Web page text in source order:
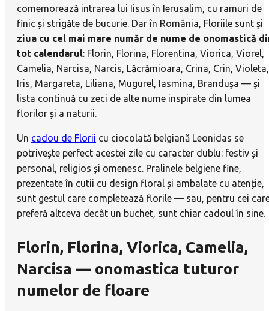
comemorează intrarea lui Iisus în Ierusalim, cu ramuri de
finic și strigăte de bucurie. Dar în România, Floriile sunt și
ziua cu cel mai mare număr de nume de onomastică
tot calendarul: Florin, Florina, Florentina, Viorica, Viorel,
Camelia, Narcisa, Narcis, Lăcrămioara, Crina, Crin, Violeta,
Iris, Margareta, Liliana, Mugurel, Iasmina, Brandușa — și
lista continuă cu zeci de alte nume inspirate din lumea
florilor și a naturii.
Un cadou de Florii cu ciocolată belgiană Leonidas se
potrivește perfect acestei zile cu caracter dublu: festiv și
personal, religios și omenesc. Pralinele belgiene fine,
prezentate în cutii cu design floral și ambalate cu atenție,
sunt gestul care completează florile — sau, pentru cei
preferă altceva decât un buchet, sunt chiar cadoul în sine.
Florin, Florina, Viorica, Camelia,
Narcisa — onomastica tuturor
numelor de floare